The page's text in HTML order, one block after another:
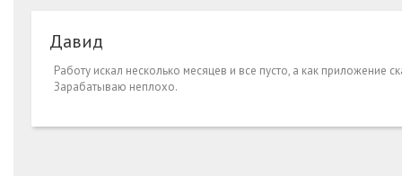
Давид
Работу искал несколько месяцев и все пусто, а как приложение
Зарабатываю неплохо.